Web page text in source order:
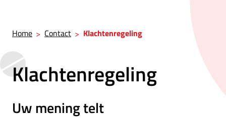
n
Home Contact Klachtenregeling
Klachtenregeling
Uw mening telt